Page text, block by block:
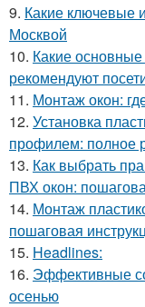
9. Какие ключевые
Москвой
10. Какие
рекомендуют
11. Монтаж окон:
12. Установка
профилем: полное
13. Как выбрать
ПВХ окон:
14. Монтаж
пошаговая
15. Headlines:
16. Эффективные
осенью